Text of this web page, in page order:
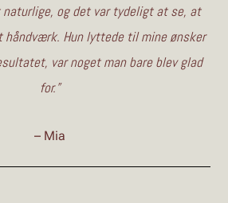
og det var tydeligt at se, at
Hun lyttede til mine ønsker
var noget man bare blev glad
for.”
– Mia